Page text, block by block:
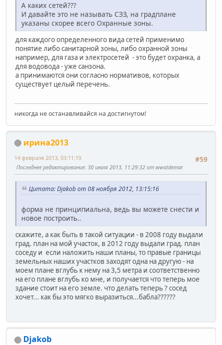
А каких сетей???
И давайте это не называть СЗЗ, на градплане
указаны скорее всего Охранные зоны.
для каждого определенного вида сетей применимо
понятие либо санитарной зоны, либо охранной зоны
например, для газа и электросетей - это будет охранка, а
для водовода - уже санзона.
а принимаются они согласно нормативов, которых
существует целый перечень.
никогда не останавливайся на достигнутом!
ирина2013
#59
14 февраля 2013, 03:11:19
Последнее редактирование: 30 июля 2013, 11:29:32 от wwaldemar
Цитата: Djakob от 08 ноября 2012, 13:15:16
форма не принципиальна, ведь вы можете снести и
новое построить..
скажите, а как быть в такой ситуации - в 2008 году выдали
град. план на мой участок, в 2012 году выдали град. план
соседу и если наложить наши планы, то правые границы
земельных наших участков заходят одна на другую - на
моем плане вглубь к нему на 3,5 метра и соответственно
на его плане вглубь ко мне, и получается что теперь мое
здание стоит на его земле. что делать теперь ? сосед
хочет... как бы это мягко выразиться...бабла??????
Djakob